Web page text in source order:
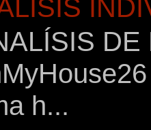
DE
h...